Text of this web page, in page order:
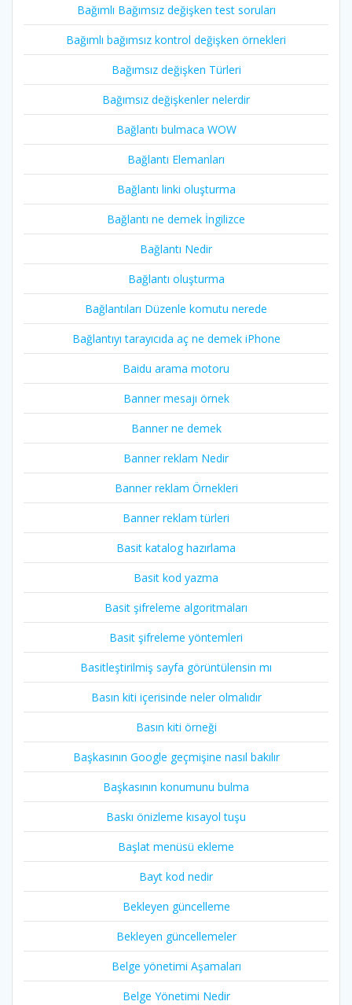
Bağımlı Bağımsız değişken test soruları
Bağımlı bağımsız kontrol değişken örnekleri
Bağımsız değişken Türleri
Bağımsız değişkenler nelerdir
Bağlantı bulmaca WOW
Bağlantı Elemanları
Bağlantı linki oluşturma
Bağlantı ne demek İngilizce
Bağlantı Nedir
Bağlantı oluşturma
Bağlantıları Düzenle komutu nerede
Bağlantıyı tarayıcıda aç ne demek iPhone
Baidu arama motoru
Banner mesajı örnek
Banner ne demek
Banner reklam Nedir
Banner reklam Örnekleri
Banner reklam türleri
Basit katalog hazırlama
Basit kod yazma
Basit şifreleme algoritmaları
Basit şifreleme yöntemleri
Basitleştirilmiş sayfa görüntülensin mı
Basın kiti içerisinde neler olmalıdır
Basın kiti örneği
Başkasının Google geçmişine nasıl bakılır
Başkasının konumunu bulma
Baskı önizleme kısayol tuşu
Başlat menüsü ekleme
Bayt kod nedir
Bekleyen güncelleme
Bekleyen güncellemeler
Belge yönetimi Aşamaları
Belge Yönetimi Nedir